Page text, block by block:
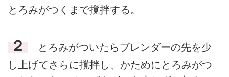
とろみがつくまで撹拌する。
２
とろみがついたらブレンダーの先を少
し上げてさらに撹拌し、かためにとろみがつ